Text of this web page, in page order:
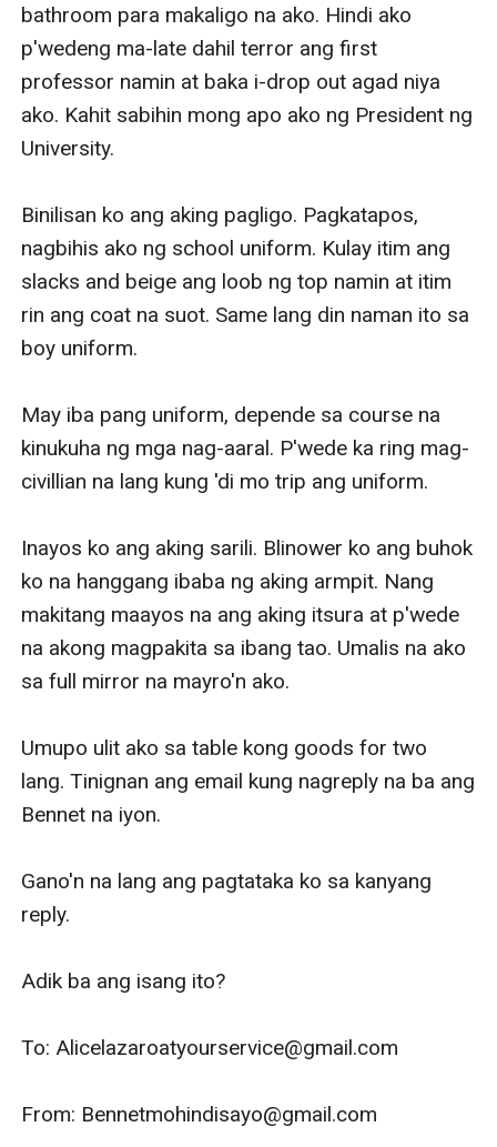
bathroom para makaligo na ako. Hindi ako
p'wedeng ma-late dahil terror ang first
professor namin at baka i-drop out agad niya
ako. Kahit sabihin mong apo ako ng President ng
University.
Binilisan ko ang aking pagligo. Pagkatapos,
nagbihis ako ng school uniform. Kulay itim ang
slacks and beige ang loob ng top namin at itim
rin ang coat na suot. Same lang din naman ito sa
boy uniform.
May iba pang uniform, depende sa course na
kinukuha ng mga nag-aaral. P'wede ka ring mag-
civillian na lang kung 'di mo trip ang uniform.
Inayos ko ang aking sarili. Blinower ko ang buhok
ko na hanggang ibaba ng aking armpit. Nang
makitang maayos na ang aking itsura at p'wede
na akong magpakita sa ibang tao. Umalis na ako
sa full mirror na mayro'n ako.
Umupo ulit ako sa table kong goods for two
lang. Tinignan ang email kung nagreply na ba ang
Bennet na iyon.
Gano'n na lang ang pagtataka ko sa kanyang
reply.
Adik ba ang isang ito?
To: Alicelazaroatyourservice@gmail.com
From: Bennetmohindisayo@gmail.com